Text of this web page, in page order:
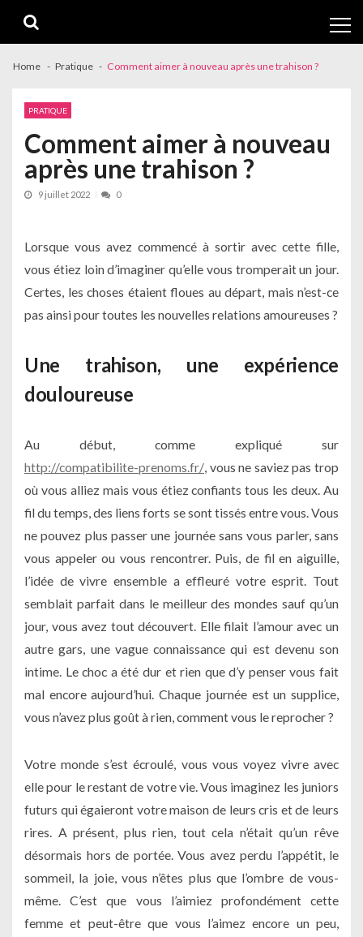
navigation
content
Home Pratique Comment aimer à nouveau après une trahison ?
PRATIQUE
Comment aimer à nouveau
après une trahison ?
9 juillet 2022 0
Lorsque vous avez commencé à sortir avec cette fille,
vous étiez loin d’imaginer qu’elle vous tromperait un jour.
Certes, les choses étaient floues au départ, mais n’est-ce
pas ainsi pour toutes les nouvelles relations amoureuses ?
Une trahison, une expérience
douloureuse
Au début, comme expliqué sur
http://compatibilite-prenoms.fr/, vous ne saviez pas trop
où vous alliez mais vous étiez confiants tous les deux. Au
fil du temps, des liens forts se sont tissés entre vous. Vous
ne pouvez plus passer une journée sans vous parler, sans
vous appeler ou vous rencontrer. Puis, de fil en aiguille,
l’idée de vivre ensemble a effleuré votre esprit. Tout
semblait parfait dans le meilleur des mondes sauf qu’un
jour, vous avez tout découvert. Elle filait l’amour avec un
autre gars, une vague connaissance qui est devenu son
intime. Le choc a été dur et rien que d’y penser vous fait
mal encore aujourd’hui. Chaque journée est un supplice,
vous n’avez plus goût à rien, comment vous le reprocher ?
Votre monde s’est écroulé, vous vous voyez vivre avec
elle pour le restant de votre vie. Vous imaginez les juniors
futurs qui égaieront votre maison de leurs cris et de leurs
rires. A présent, plus rien, tout cela n’était qu’un rêve
désormais hors de portée. Vous avez perdu l’appétit, le
sommeil, la joie, vous n’êtes plus que l’ombre de vous-
même. C’est que vous l’aimiez profondément cette
femme et peut-être que vous l’aimez encore un peu,